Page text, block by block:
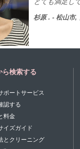
杉原 . - 松山市,
ら検索する
ポートサービス
認する
料金
イズガイド
とクリーニング